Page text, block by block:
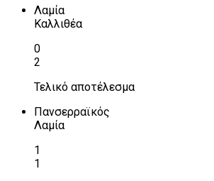
Λαμία
Καλλιθέα
0
2
Τελικό αποτέλεσμα
Πανσερραϊκός
Λαμία
1
1